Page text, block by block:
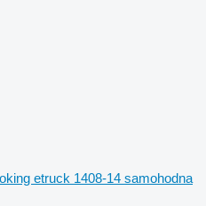
etruck 1408-14 samohodna